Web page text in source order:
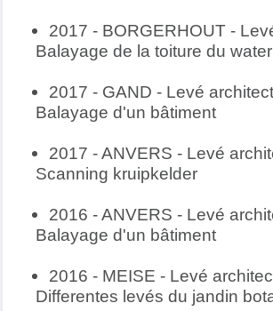
2017 - BORGERHOUT -
Balayage de la toiture du
2017 - GAND - Levé
Balayage d'un bâtiment
2017 - ANVERS - Levé
Scanning kruipkelder
2016 - ANVERS - Levé
Balayage d'un bâtiment
2016 - MEISE - Levé
Differentes levés du jandin